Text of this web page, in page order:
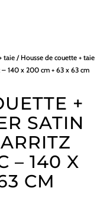
taie/ Housse de couette + taie
140 x 200 cm + 63 x 63 cm
+
SATIN
– 140 X
CM